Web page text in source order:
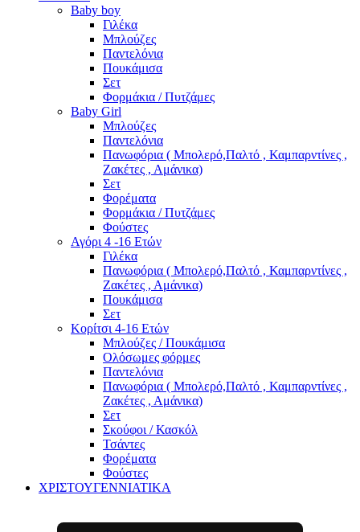
Baby boy
Γιλέκα
Μπλούζες
Παντελόνια
Πουκάμισα
Σετ
Φορμάκια / Πυτζάμες
Baby Girl
Μπλούζες
Παντελόνια
Πανωφόρια ( Μπολερό,Παλτό , Καμπαρντίνες ,
Ζακέτες , Αμάνικα)
Σετ
Φορέματα
Φορμάκια / Πυτζάμες
Φούστες
Αγόρι 4 -16 Ετών
Γιλέκα
Πανωφόρια ( Μπολερό,Παλτό , Καμπαρντίνες ,
Ζακέτες , Αμάνικα)
Πουκάμισα
Σετ
Κορίτσι 4-16 Ετών
Μπλούζες / Πουκάμισα
Ολόσωμες φόρμες
Παντελόνια
Πανωφόρια ( Μπολερό,Παλτό , Καμπαρντίνες ,
Ζακέτες , Αμάνικα)
Σετ
Σκούφοι / Κασκόλ
Τσάντες
Φορέματα
Φούστες
ΧΡΙΣΤΟΥΓΕΝΝΙΑΤΙΚΑ